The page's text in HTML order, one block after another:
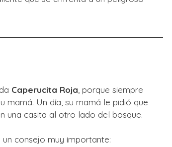
Caperucita Roja , porque siempre
mamá. Un día, su mamá le pidió que
una casita al otro lado del bosque.
consejo muy importante: